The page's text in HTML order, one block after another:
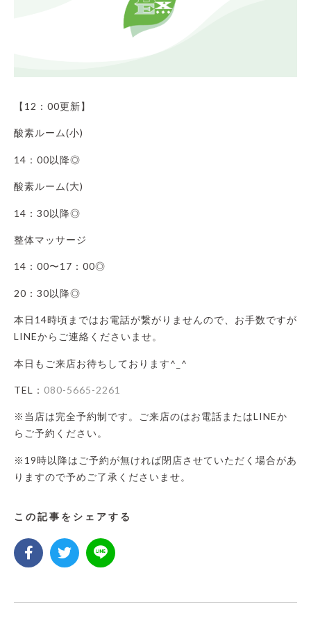
【12：00更新】
酸素ルーム(小)
14：00以降◎
酸素ルーム(大)
14：30以降◎
整体マッサージ
14：00〜17：00◎
20：30以降◎
本日14時頃まではお電話が繋がりませんので、お手数ですが
LINEからご連絡くださいませ。
本日もご来店お待ちしております^_^
TEL： 080-5665-2261
※当店は完全予約制です。ご来店のはお電話またはLINEか
らご予約ください。
※19時以降はご予約が無ければ閉店させていただく場合があ
りますので予めご了承くださいませ。
この記事をシェアする